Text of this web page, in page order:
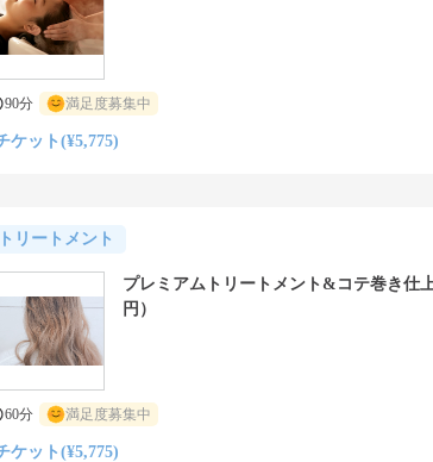
90分 満足度募集中
ケット(¥5,775)
リートメント
プレミアムトリートメント&コテ巻き仕
円）
60分 満足度募集中
ケット(¥5,775)